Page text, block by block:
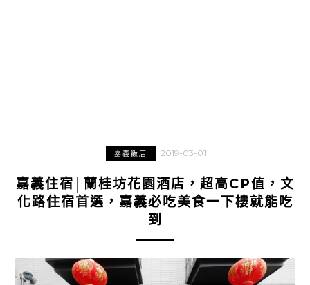
嘉義飯店 2019-03-01
嘉義住宿│蘭桂坊花園酒店，超高CP值，文
化路住宿首選，嘉義必吃美食一下樓就能吃
到